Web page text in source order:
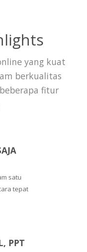
yang kuat
berkualitas
fitur
satu
tepat
PPT